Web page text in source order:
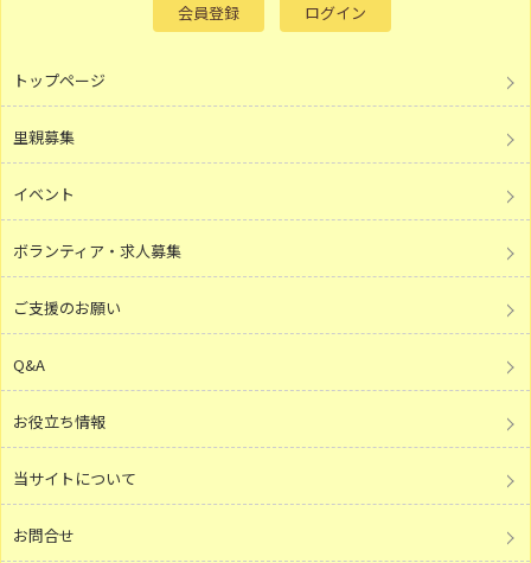
会員登録 ログイン
トップページ
里親募集
イベント
ボランティア・求人募集
ご支援のお願い
Q&A
お役立ち情報
当サイトについて
お問合せ